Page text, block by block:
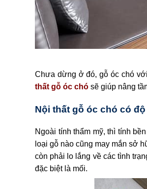
Chưa dừng ở đó, gỗ óc chó
thất gỗ óc chó sẽ giúp nâng
Nội thất gỗ óc chó có
Ngoài tính thẩm mỹ, thì tính
loại gỗ nào cũng may mắn sở
còn phải lo lắng về các tình
đặc biệt là mối.